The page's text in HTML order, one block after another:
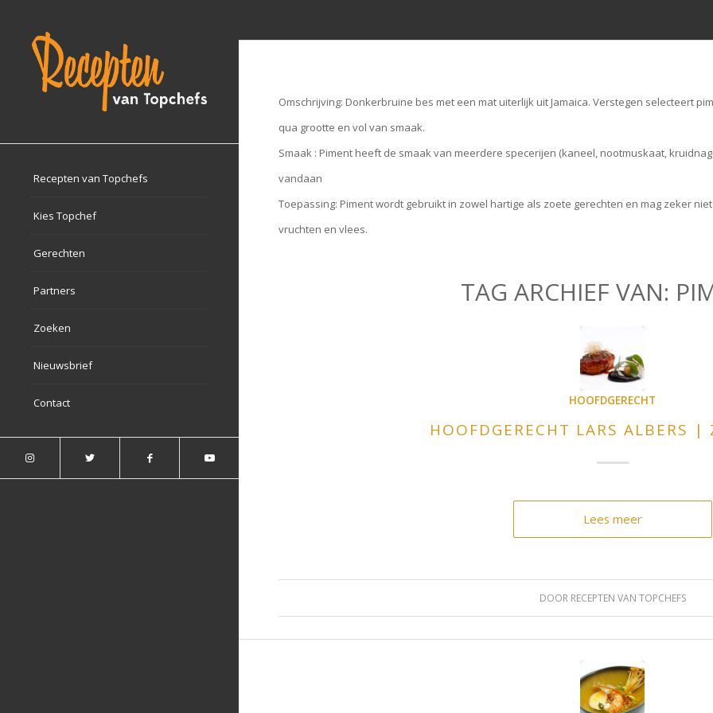
Recepten van Topchefs
Kies Topchef
Gerechten
Partners
Zoeken
Nieuwsbrief
Contact
Omschrijving: Donkerbruine bes met een mat uiterlijk uit Jamaica. Verstegen selecteert
qua grootte en vol van smaak.
Smaak : Piment heeft de smaak van meerdere specerijen (kaneel, nootmuskaat,
vandaan
Toepassing: Piment wordt gebruikt in zowel hartige als zoete gerechten en mag zeker
vruchten en vlees.
TAG ARCHIEF VAN:
HOOFDGERECHT
HOOFDGERECHT LARS ALBERS |
Lees meer
DOOR RECEPTEN VAN TOPCHEFS